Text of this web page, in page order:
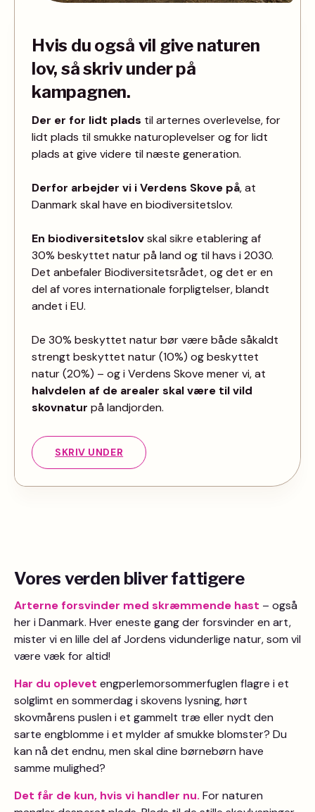
Hvis du også vil give naturen
lov, så skriv under på
kampagnen.
Der er for lidt plads til arternes overlevelse, for
lidt plads til smukke naturoplevelser og for lidt
plads at give videre til næste generation.
Derfor arbejder vi i Verdens Skove på, at
Danmark skal have en biodiversitetslov.
En biodiversitetslovskal sikre etablering af
30% beskyttet natur på land og til havs i 2030.
Det anbefaler Biodiversitetsrådet, og det er en
del af vores internationale forpligtelser, blandt
andet i EU.
De 30% beskyttet natur bør være både såkaldt
strengt beskyttet natur (10%) og beskyttet
natur (20%) – og i Verdens Skove mener vi, at
halvdelen af de arealer skal være til vild
skovnatur på landjorden.
SKRIV UNDER
Vores verden bliver fattigere
Arterne forsvinder med skræmmende hast – også
her i Danmark. Hver eneste gang der forsvinder en art,
mister vi en lille del af Jordens vidunderlige natur, som vil
være væk for altid!
Har du oplevet engperlemorsommerfuglen flagre i et
solglimt en sommerdag i skovens lysning, hørt
skovmårens puslen i et gammelt træ eller nydt den
sarte engblomme i et mylder af smukke blomster? Du
kan nå det endnu, men skal dine børnebørn have
samme mulighed?
Det får de kun, hvis vi handler nu. For naturen